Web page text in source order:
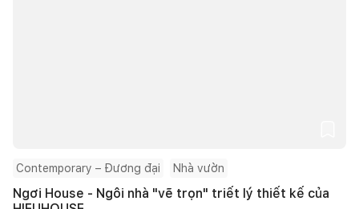
Contemporary – Đương đại Nhà vườn
Ngơi House - Ngôi nhà "vẽ trọn" triết lý thiết kế của